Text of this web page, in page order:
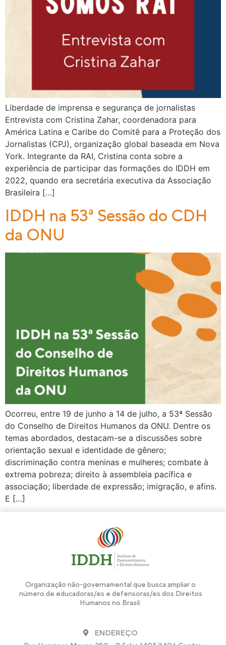
Liberdade de imprensa e segurança de jornalistas
Entrevista com Cristina Zahar, coordenadora para
América Latina e Caribe do Comitê para a Proteção dos
Jornalistas (CPJ), organização global baseada em Nova
York. Integrante da RAI, Cristina conta sobre a
experiência de participar das formações do IDDH em
2022, quando era secretária executiva da Associação
Brasileira […]
IDDH na 53ª Sessão do CDH
da ONU
Ocorreu, entre 19 de junho a 14 de julho, a 53ª Sessão
do Conselho de Direitos Humanos da ONU. Dentre os
temas abordados, destacam-se a discussões sobre
orientação sexual e identidade de gênero;
discriminação contra meninas e mulheres; combate à
extrema pobreza; direito à assembleia pacífica e
associação; liberdade de expressão; imigração, e afins.
E […]
Organização não-governamental que busca ampliar o
número de educadoras/es e defensoras/es dos Direitos
Humanos no Brasil.
ENDEREÇO